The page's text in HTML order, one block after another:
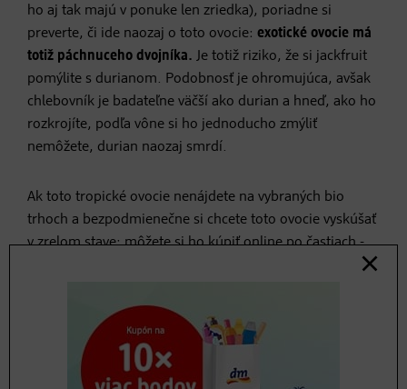
ho aj tak majú v ponuke len zriedka), poriadne si
preverte, či ide naozaj o toto ovocie: exotické ovocie má
totiž páchnuceho dvojníka. Je totiž riziko, že si jackfruit
pomýlite s durianom. Podobnosť je ohromujúca, avšak
chlebovník je badateľne väčší ako durian a hneď, ako ho
rozkrojíte, podľa vône si ho jednoducho zmýliť
nemôžete, durian naozaj smrdí.
Ak toto tropické ovocie nenájdete na vybraných bio
trhoch a bezpodmienečne si chcete toto ovocie vyskúšať
v zrelom stave: môžete si ho kúpiť online po častiach -
Lepšie si je tropické ovocie najprv vyskúšať v
spracovanej podobe:na pultoch dm
ako hotové jedlo, v sušenej forme ako snack či nakrájaný